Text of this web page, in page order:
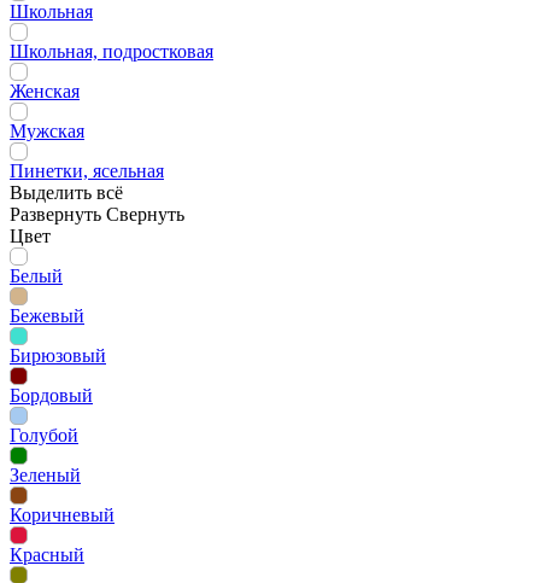
Школьная
Школьная, подростковая
Женская
Мужская
Пинетки, ясельная
Выделить всё
Развернуть Свернуть
Цвет
Белый
Бежевый
Бирюзовый
Бордовый
Голубой
Зеленый
Коричневый
Красный